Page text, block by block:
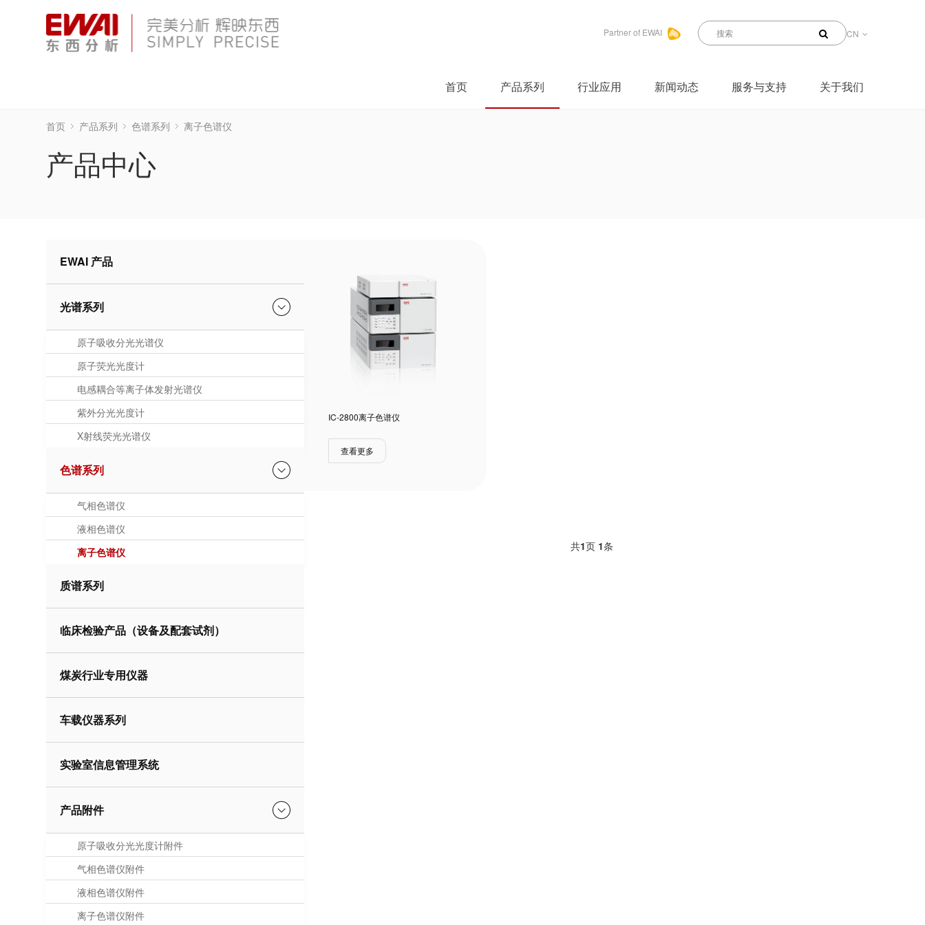
Partner of EWAI CN
首页 产品系列 行业应用 新闻动态 服务与支持 关于我们
首页 产品系列 色谱系列 离子色谱仪
产品中心
EWAI 产品
光谱系列
原子吸收分光光谱仪
原子荧光光度计
电感耦合等离子体发射光谱仪
紫外分光光度计
X射线荧光光谱仪
色谱系列
气相色谱仪
液相色谱仪
离子色谱仪
质谱系列
临床检验产品（设备及配套试剂）
煤炭行业专用仪器
车载仪器系列
实验室信息管理系统
产品附件
原子吸收分光光度计附件
气相色谱仪附件
液相色谱仪附件
离子色谱仪附件
IC-2800离子色谱仪
查看更多
共1页 1条